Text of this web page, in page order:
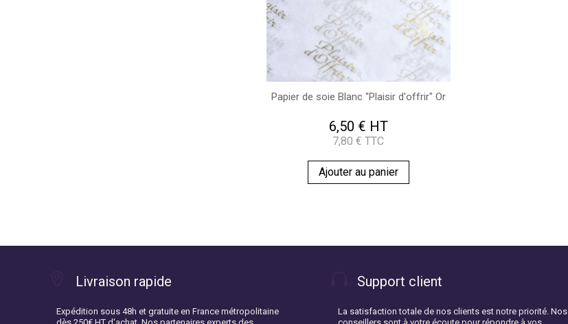
Papier de soie Blanc "Plaisir d'offrir" Or
6,50 € HT
7,80 € TTC
Ajouter au panier
Livraison rapide
Expédition sous 48h et gratuite en France métropolitaine
Support client
La satisfaction totale de nos clients est notre priorité. Nos